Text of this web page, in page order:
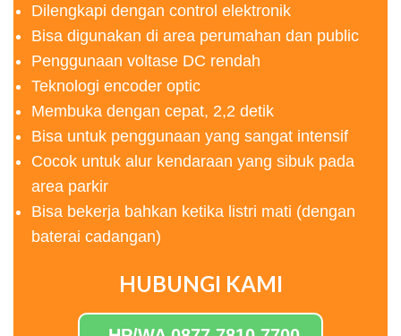
Dilengkapi dengan control elektronik
Bisa digunakan di area perumahan dan public
Penggunaan voltase DC rendah
Teknologi encoder optic
Membuka dengan cepat, 2,2 detik
Bisa untuk penggunaan yang sangat intensif
Cocok untuk alur kendaraan yang sibuk pada
area parkir
Bisa bekerja bahkan ketika listri mati (dengan
baterai cadangan)
HUBUNGI KAMI